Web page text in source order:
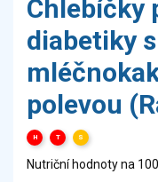
Vejce
Mléko
Mléčné výrobky
Sýry
Veganské a
Tuky
Obiloviny, mouka,
Chléb, pečivo, křehké
Chlebíčky
diabetiky s
polevou
H T S
Nutriční hodnoty na